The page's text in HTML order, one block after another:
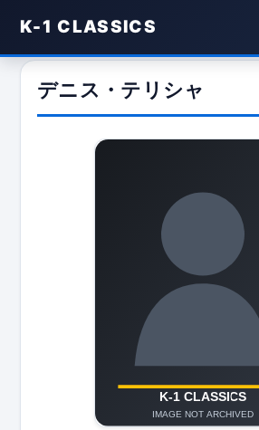
K-1 CLASSICS
デニス・テリシャ